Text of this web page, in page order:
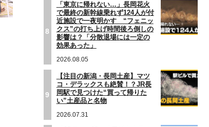
8
「東京に帰れない…」長岡花火
で最終の新幹線乗れず124人が付
近施設で一夜明かす “フェニッ
クス”の打ち上げ時間後ろ倒しの
影響は？「分散退場には一定の
効果あった」
2026.08.05
9
【注目の新潟・長岡土産】マツ
コ・デラックスも絶賛！？JR長
岡駅で見つけた“買って帰りた
い”土産品と名物
2026.07.31